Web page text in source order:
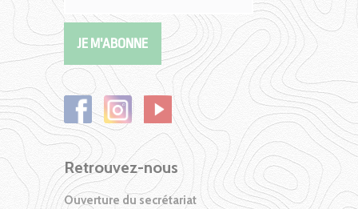
Retrouvez-nous
Ouverture du secrétariat